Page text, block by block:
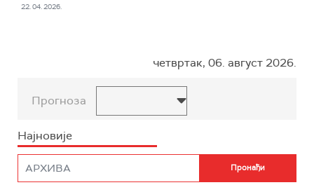
22. 04. 2026.
четвртак, 06. август 2026.
Прогноза
Најновије